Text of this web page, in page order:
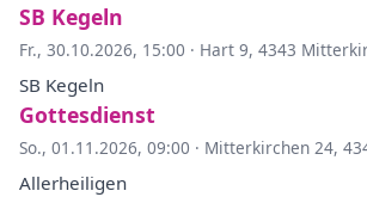
SB Kegeln
Fr., 30.10.2026, 15:00 · Hart 9, 4343
SB Kegeln
Gottesdienst
So., 01.11.2026, 09:00 · Mitterkirchen 24,
Allerheiligen